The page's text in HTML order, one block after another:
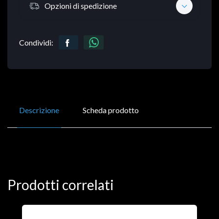
Opzioni di spedizione
Condividi:
Descrizione Scheda prodotto
Prodotti correlati